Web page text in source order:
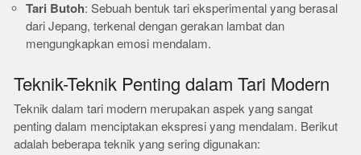
Tari Butoh: Sebuah bentuk tari eksperimental yang berasal
dari Jepang, terkenal dengan gerakan lambat dan
mengungkapkan emosi mendalam.
Teknik-Teknik Penting dalam Tari Modern
Teknik dalam tari modern merupakan aspek yang sangat
penting dalam menciptakan ekspresi yang mendalam. Berikut
adalah beberapa teknik yang sering digunakan: